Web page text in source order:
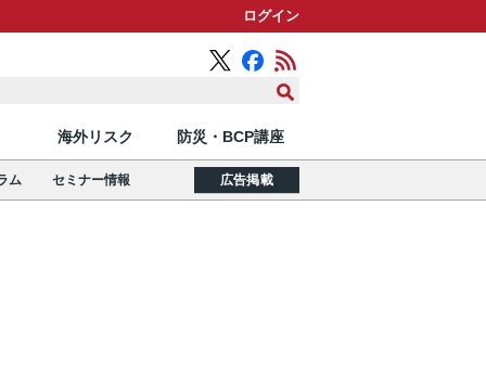
ログイン
海外リスク 防災・BCP講座
ム セミナー情報 広告掲載